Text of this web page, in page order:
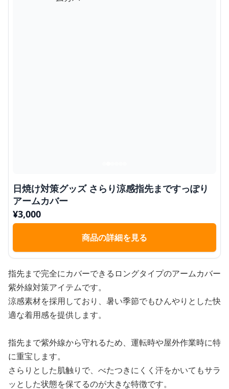
日焼け対策グッズ さらり涼感指先まですっぽり
アームカバー
¥3,000
商品の詳細を見る
指先まで完全にカバーできるロングタイプのアームカバー
紫外線対策アイテムです。
涼感素材を採用しており、暑い季節でもひんやりとした快
適な着用感を提供します。
指先まで紫外線から守れるため、運転時や屋外作業時に特
に重宝します。
さらりとした肌触りで、べたつきにくく汗をかいてもサラ
ッとした状態を保てるのが大きな特徴です。